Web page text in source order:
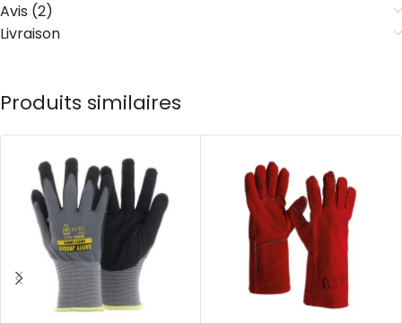
Avis (2)
Livraison
Produits similaires